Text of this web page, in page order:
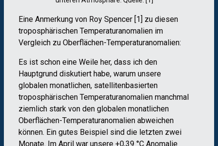
Eine Anmerkung von Roy Spencer [1] zu diesen
troposphärischen Temperaturanomalien im
Vergleich zu Oberflächen-Temperaturanomalien:
Es ist schon eine Weile her, dass ich den
Hauptgrund diskutiert habe, warum unsere
globalen monatlichen, satellitenbasierten
troposphärischen Temperaturanomalien manchmal
ziemlich stark von den globalen monatlichen
Oberflächen-Temperaturanomalien abweichen
können. Ein gutes Beispiel sind die letzten zwei
Monate. Im April war unsere +0,39 °C Anomalie